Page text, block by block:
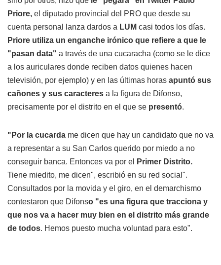
Priore, el diputado provincial del PRO que desde su
cuenta personal lanza dardos a LUM casi todos los días.
Priore utiliza un enganche irónico que refiere a que le
"pasan data" a través de una cucaracha (como se le dice
a los auriculares donde reciben datos quienes hacen
televisión, por ejemplo) y en las últimas horas apuntó sus
cañones y sus caracteres a la figura de Difonso,
precisamente por el distrito en el que se presentó.
"Por la cucarda me dicen que hay un candidato que no va
a representar a su San Carlos querido por miedo a no
conseguir banca. Entonces va por el
Primer Distrito.
Tiene miedito, me dicen", escribió en su red social".
Consultados por la movida y el giro, en el demarchismo
contestaron que Difonso "es una figura que tracciona y
que nos va a hacer muy bien en el distrito más grande
de todos. Hemos puesto mucha voluntad para esto".